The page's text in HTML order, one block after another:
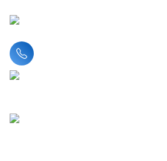
Liên hệ hotline